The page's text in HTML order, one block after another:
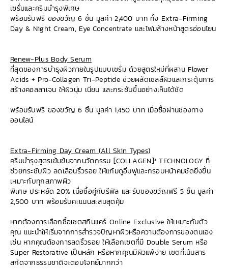
เซรั่มและครีมบำรุงพิเศษ
พร้อมรับฟรี ของขวัญ 6 ชิ้น มูลค่า 2,400 บาท ทั้ง Extra-Firming
Day & Night Cream, Eye Concentrate และโฟมล้างหน้าสูตรอ่อนโยน
Renew-Plus Body Serum
ที่สุดของการบำรุงผิวกายในรูปแบบเซรั่ม ด้วยสูตรใหม่ที่ผสาน Flower
Acids + Pro-Collagen Tri-Peptide ช่วยผลัดเซลล์ผิวและกระตุ้นการ
สร้างคอลลาเจน ให้ผิวนุ่ม เนียน และกระชับขึ้นอย่างเห็นได้ชัด
พร้อมรับฟรี ของขวัญ 6 ชิ้น มูลค่า 1,450 บาท เมื่อซื้อผ่านช่องทาง
ออนไลน์
Extra-Firming Day Cream (All Skin Types)
ครีมบำรุงสูตรเข้มข้นจากนวัตกรรม [COLLAGEN]³ TECHNOLOGY ที่
ช่วยกระชับผิว ลดเลือนริ้วรอย ให้แก้มดูอิ่มฟูและกรอบหน้าคมชัดยิ่งขึ้น
เหมาะกับทุกสภาพผิว
พิเศษ ประหยัด 20% เมื่อซื้อคู่กับรีฟิล และรับของขวัญฟรี 5 ชิ้น มูลค่า
2,500 บาท พร้อมรับคะแนนสะสมสุดคุ้ม
หากต้องการเลือกซื้อเซตสกินแคร์ Online Exclusive ให้เหมาะกับตัว
คุณ แนะนำให้เริ่มจากการสำรวจปัญหาผิวหรือความต้องการของตนเอง
เช่น หากคุณต้องการลดริ้วรอย ให้เลือกเซตที่มี Double Serum หรือ
Super Restorative เป็นหลัก หรือหากคุณมีผิวแพ้ง่าย เซตที่เน้นสาร
สกัดจากธรรมชาติจะตอบโจทย์มากกว่า